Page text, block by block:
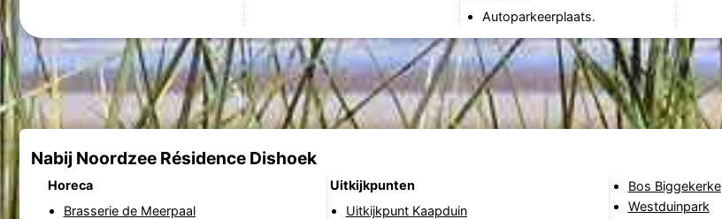
Autoparkeerplaats.
Nabij Noordzee Résidence Dishoek
Horeca
Brasserie de Meerpaal
Uitkijkpunten
Uitkijkpunt Kaapduin
Bos Biggekerke
Westduinpark